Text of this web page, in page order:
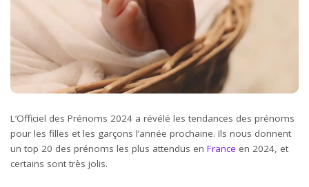
L’Officiel des Prénoms 2024 a révélé les tendances des prénoms
pour les filles et les garçons l’année prochaine. Ils nous donnent
un top 20 des prénoms les plus attendus en France en 2024, et
certains sont très jolis.